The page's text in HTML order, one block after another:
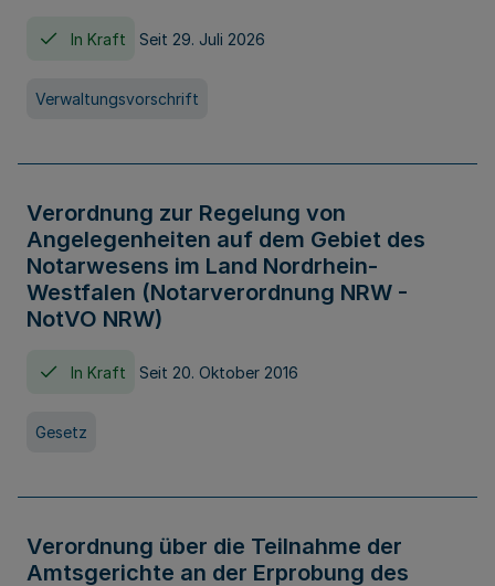
In Kraft Seit 29. Juli 2026
Verwaltungsvorschrift
Verordnung zur Regelung von
Angelegenheiten auf dem Gebiet des
Notarwesens im Land Nordrhein-
Westfalen (Notarverordnung NRW -
NotVO NRW)
In Kraft Seit 20. Oktober 2016
Gesetz
Verordnung über die Teilnahme der
Amtsgerichte an der Erprobung des